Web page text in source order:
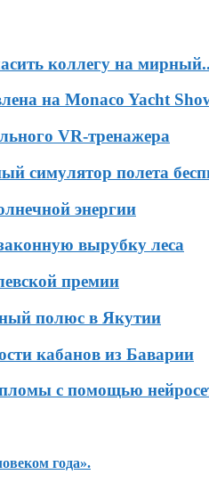
коллегу на
на Monaco Yacht
VR-тренажера
симулятор полета
энергии
вырубку леса
премии
полюс в Якутии
кабанов из Баварии
с помощью
года».